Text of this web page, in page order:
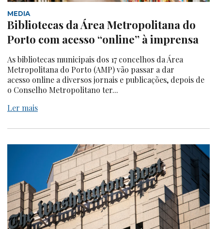
MEDIA
Bibliotecas da Área Metropolitana do
Porto com acesso “online” à imprensa
As bibliotecas municipais dos 17 concelhos da Área
Metropolitana do Porto (AMP) vão passar a dar
acesso online a diversos jornais e publicações, depois de
o Conselho Metropolitano ter...
Ler mais